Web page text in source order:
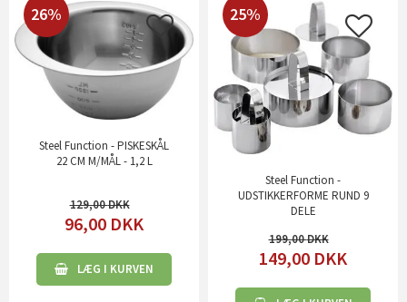
26%
Steel Function - PISKESKÅL
22 CM M/MÅL - 1,2 L
129,00
96,00 DKK
LÆG I KURVEN
25%
Steel Function -
UDSTIKKERFORME RUND 9
DELE
199,00
149,00 DKK